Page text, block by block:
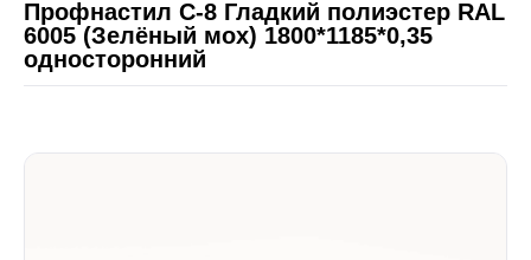
Металлочерепица
Профнастил С-8 Гладкий полиэстер RAL
6005 (Зелёный мох) 1800*1185*0,35
односторонний